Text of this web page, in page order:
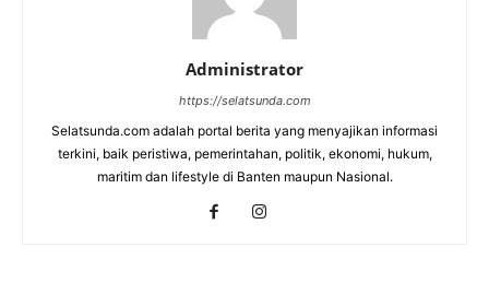
Administrator
https://selatsunda.com
Selatsunda.com adalah portal berita yang menyajikan informasi
terkini, baik peristiwa, pemerintahan, politik, ekonomi, hukum,
maritim dan lifestyle di Banten maupun Nasional.